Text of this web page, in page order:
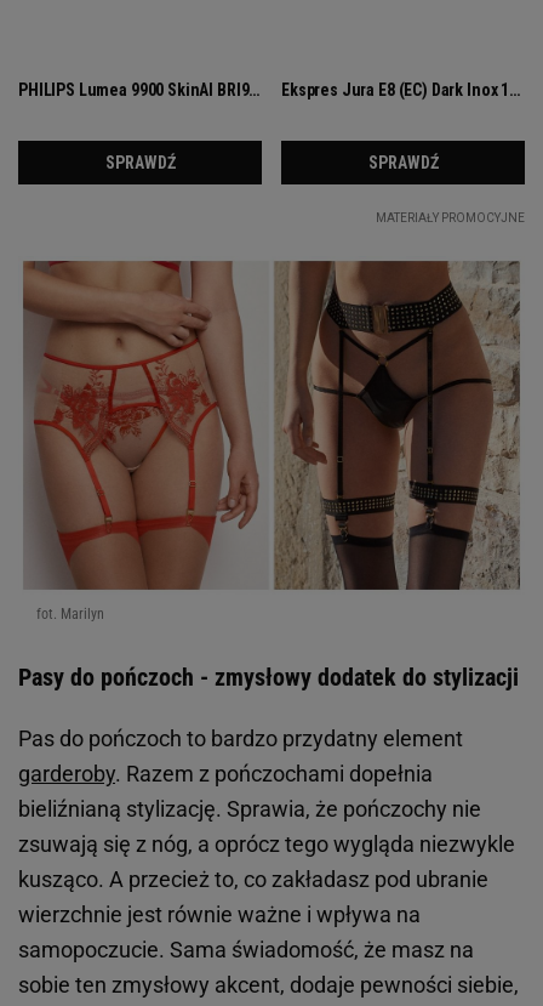
fot. Marilyn
Pasy do pończoch - zmysłowy dodatek do stylizacji
Pas do pończoch to bardzo przydatny element
garderoby. Razem z pończochami dopełnia
bieliźnianą stylizację. Sprawia, że pończochy nie
zsuwają się z nóg, a oprócz tego wygląda niezwykle
kusząco. A przecież to, co zakładasz pod ubranie
wierzchnie jest równie ważne i wpływa na
samopoczucie. Sama świadomość, że masz na
sobie ten zmysłowy akcent, dodaje pewności siebie,